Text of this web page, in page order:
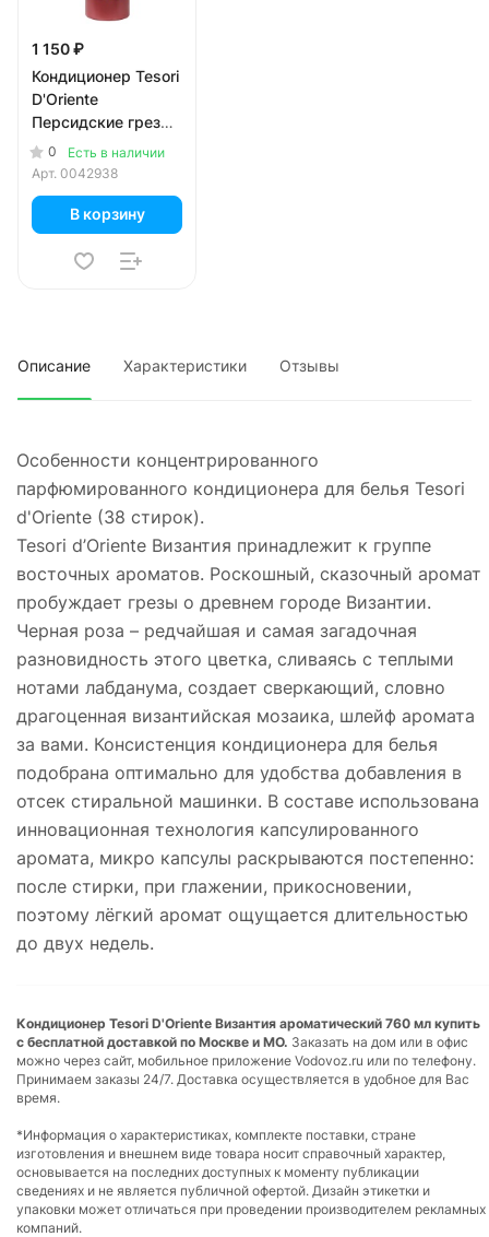
1 150 ₽
Кондиционер Tesori
D'Oriente
Персидские грезы
ароматический 760
мл
0
Есть в наличии
Арт. 0042938
В корзину
Описание Характеристики Отзывы
Особенности концентрированного
парфюмированного кондиционера для белья Tesori
d'Oriente (38 стирок).
Tesori d’Oriente Византия принадлежит к группе
восточных ароматов. Роскошный, сказочный аромат
пробуждает грезы о древнем городе Византии.
Черная роза – редчайшая и самая загадочная
разновидность этого цветка, сливаясь с теплыми
нотами лабданума, создает сверкающий, словно
драгоценная византийская мозаика, шлейф аромата
за вами. Консистенция кондиционера для белья
подобрана оптимально для удобства добавления в
отсек стиральной машинки. В составе использована
инновационная технология капсулированного
аромата, микро капсулы раскрываются постепенно:
после стирки, при глажении, прикосновении,
поэтому лёгкий аромат ощущается длительностью
до двух недель.
Кондиционер Tesori D'Oriente Византия ароматический 760 мл купить
с бесплатной доставкой по Москве и МО. Заказать на дом или в офис
можно через сайт, мобильное приложение Vodovoz.ru или по телефону.
Принимаем заказы 24/7. Доставка осуществляется в удобное для Вас
время.
*Информация о характеристиках, комплекте поставки, стране
изготовления и внешнем виде товара носит справочный характер,
основывается на последних доступных к моменту публикации
сведениях и не является публичной офертой. Дизайн этикетки и
упаковки может отличаться при проведении производителем рекламных
компаний.